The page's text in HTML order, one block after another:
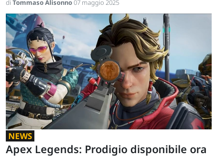
di Tommaso Alisonno07 maggio 2025
NEWS
Apex Legends: Prodigio disponibile ora